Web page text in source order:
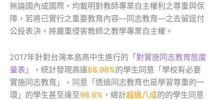
無論國內或國際，均載明對教師專業自主權利之尊重與保
障，若將已實行之重要教育內容—同志教育—之去留逕付
公投表決，將嚴重侵害教師之教學專業自主權。
2017年針對台灣本島高中生進行的「對實施同志教育態度
量表 」，統計發現高達88.96%的學生同意「學校有必要
實施同志教育」，同意「透過同志教育也是學習尊重的一
環」的學生甚至達至98.6% ，總計超過八成的的學生同意